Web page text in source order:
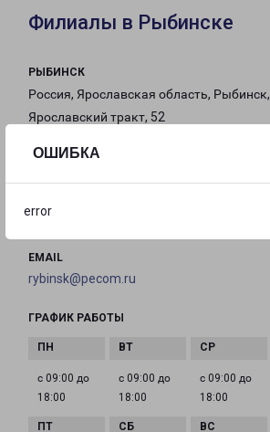
ОШИБКА
error
Филиалы в Рыбинске
РЫБИНСК
Россия, Ярославская область, Рыбинск,
Ярославский тракт, 52
на карте
8(4855) 239-119
EMAIL
rybinsk@pecom.ru
ГРАФИК РАБОТЫ
с 09:00 до
18:00
с 09:00 до
18:00
с 09:00 до
18:00